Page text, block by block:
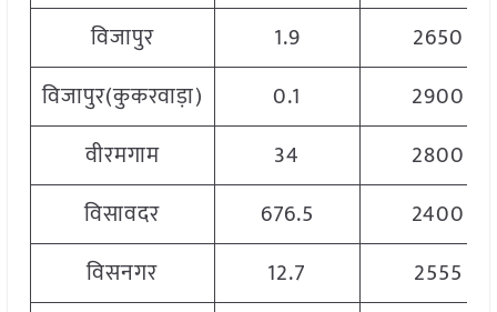
विजापुर
1.9
2650
विजापुर(कुकरवाड़ा)
0.1
2900
वीरमगाम
34
2800
विसावदर
676.5
2400
विसनगर
12.7
2555